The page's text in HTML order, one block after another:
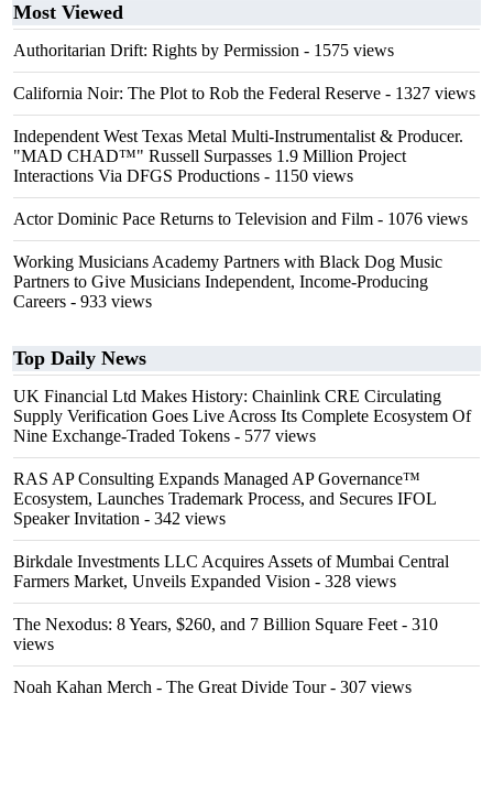
Most Viewed
Authoritarian Drift: Rights by Permission - 1575 views
California Noir: The Plot to Rob the Federal Reserve - 1327 views
Independent West Texas Metal Multi-Instrumentalist & Producer.
"MAD CHAD™" Russell Surpasses 1.9 Million Project
Interactions Via DFGS Productions - 1150 views
Actor Dominic Pace Returns to Television and Film - 1076 views
Working Musicians Academy Partners with Black Dog Music
Partners to Give Musicians Independent, Income-Producing
Careers - 933 views
Top Daily News
UK Financial Ltd Makes History: Chainlink CRE Circulating
Supply Verification Goes Live Across Its Complete Ecosystem Of
Nine Exchange-Traded Tokens - 577 views
RAS AP Consulting Expands Managed AP Governance™
Ecosystem, Launches Trademark Process, and Secures IFOL
Speaker Invitation - 342 views
Birkdale Investments LLC Acquires Assets of Mumbai Central
Farmers Market, Unveils Expanded Vision - 328 views
The Nexodus: 8 Years, $260, and 7 Billion Square Feet - 310
views
Noah Kahan Merch - The Great Divide Tour- 307 views